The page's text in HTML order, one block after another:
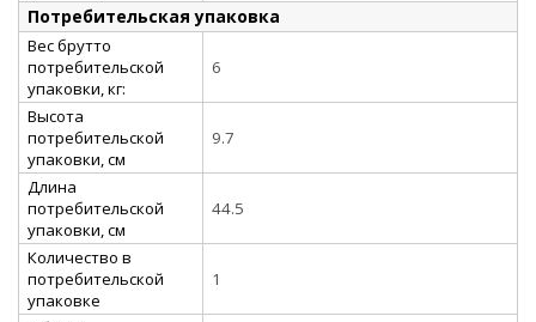
Потребительская упаковка
Вес брутто
потребительской
упаковки, кг:
6
Высота
потребительской
упаковки, см
9.7
Длина
потребительской
упаковки, см
44.5
Количество в
потребительской
упаковке
1